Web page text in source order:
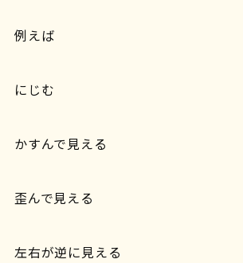
例えば
にじむ
かすんで見える
歪んで見える
左右が逆に見える